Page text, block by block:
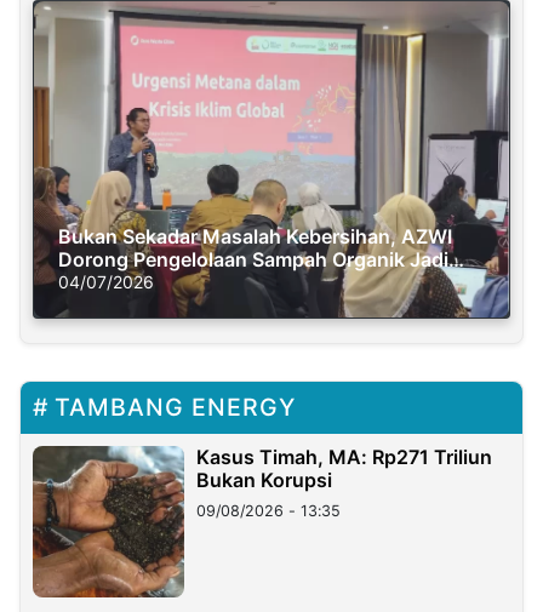
Bukan Sekadar Masalah Kebersihan, AZWI
Dorong Pengelolaan Sampah Organik Jadi
Solusi Krisis Iklim
04/07/2026
TAMBANG ENERGY
Kasus Timah, MA: Rp271 Triliun
Bukan Korupsi
09/08/2026 - 13:35